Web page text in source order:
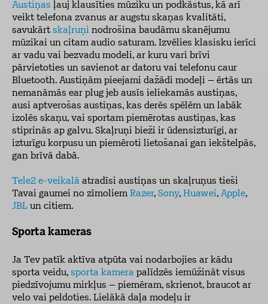
Austiņas ļauj klausīties mūziku un podkāstus, kā arī
veikt telefona zvanus ar augstu skaņas kvalitāti,
savukārt skaļruņi nodrošina baudāmu skanējumu
mūzikai un citam audio saturam. Izvēlies klasisku ierīci
ar vadu vai bezvadu modeli, ar kuru vari brīvi
pārvietoties un savienot ar datoru vai telefonu caur
Bluetooth. Austiņām pieejami dažādi modeļi – ērtās un
nemanāmās ear plug jeb ausīs ieliekamās austiņas,
ausi aptverošas austiņas, kas derēs spēlēm un labāk
izolēs skaņu, vai sportam piemērotas austiņas, kas
stiprinās ap galvu. Skaļruņi bieži ir ūdensizturīgi, ar
izturīgu korpusu un piemēroti lietošanai gan iekštelpās,
gan brīvā dabā.
Tele2 e-veikalā atradīsi austiņas un skaļruņus tieši
Tavai gaumei no zīmoliem Razer, Sony, Huawei, Apple,
JBL un citiem.
Sporta kameras
Ja Tev patīk aktīva atpūta vai nodarbojies ar kādu
sporta veidu, sporta kamera palīdzēs iemūžināt visus
piedzīvojumu mirkļus – piemēram, skrienot, braucot ar
velo vai peldoties. Lielākā daļa modeļu ir